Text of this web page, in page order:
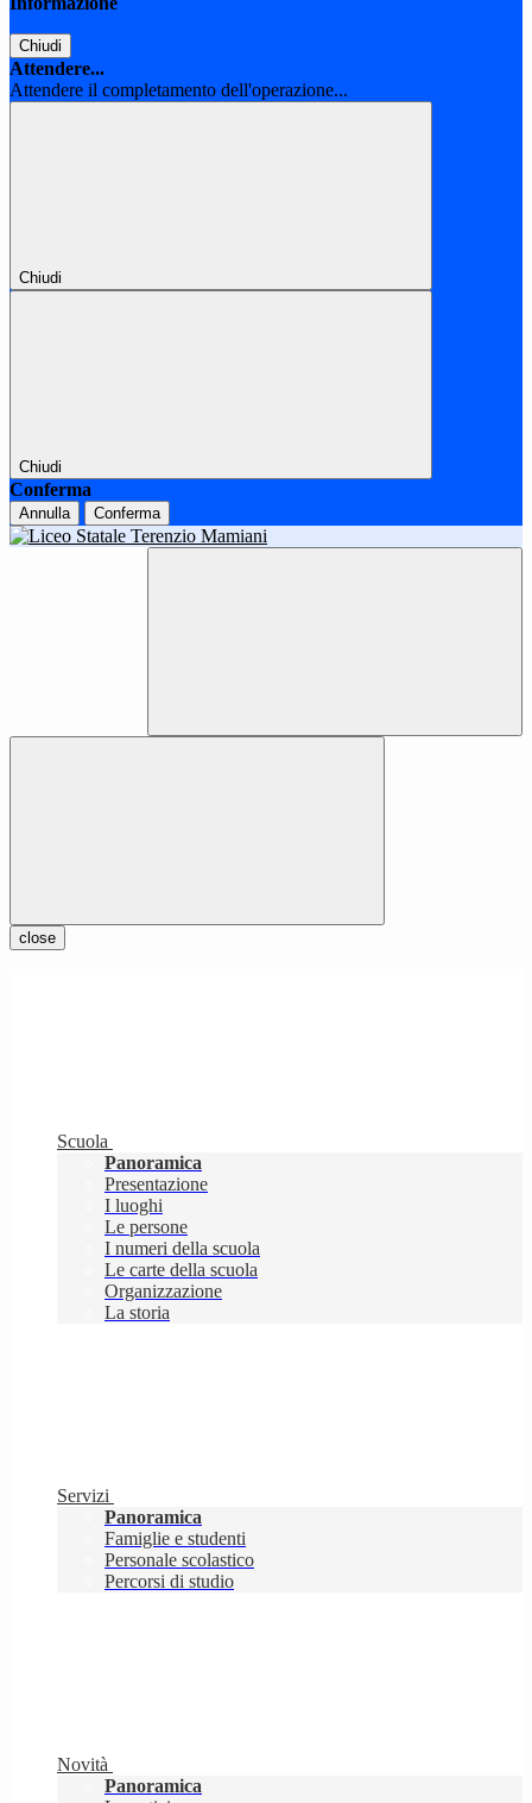
Chiudi
Attendere...
Attendere il completamento dell'operazione...
Chiudi
Chiudi
Conferma
Annulla Conferma
close
Scuola
Panoramica
Presentazione
I luoghi
Le persone
I numeri della scuola
Le carte della scuola
Organizzazione
La storia
Servizi
Panoramica
Famiglie e studenti
Personale scolastico
Percorsi di studio
Novità
Panoramica